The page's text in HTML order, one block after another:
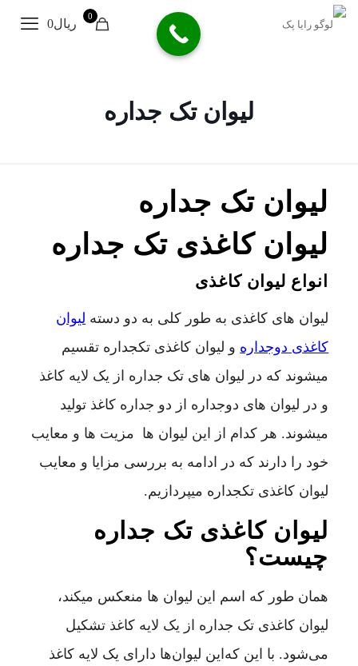
0
ریال0
لیوان تک جداره
لیوان تک جداره
لیوان کاغذی تک جداره
انواع لیوان کاغذی
لیوان های کاغذی به طور کلی به دو دسته لیوان
کاغذی دوجداره و لیوان کاغذی تکجداره تقسیم
میشوند که در لیوان های تک جداره از یک لایه کاغذ
و در لیوان های دوجداره از دو جداره کاغذ تولید
میشوند. هر کدام از این لیوان ها مزیت ها و معایب
خود را دارند که در ادامه به بررسی مزایا و معایب
لیوان کاغذی تکجداره میپردازیم.
لیوان کاغذی تک جداره
چیست؟
همان طور که اسم این لیوان ها منعکس میکند،
لیوان کاغذی تک جداره از یک لایه کاغذ تشکیل
می‌شود. با این که‌این لیوان‌ها دارای یک لایه کاغذ